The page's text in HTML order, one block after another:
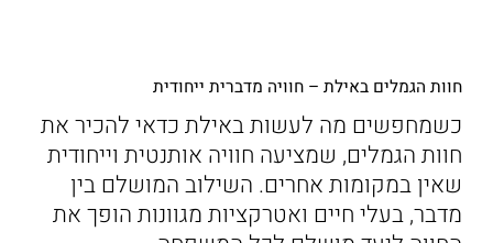
חוות הגמלים באילת – חוויה מדברית ייחודית
כשמחפשים מה לעשות באילת כדאי להכיר את
חוות הגמלים, שמציעה חוויה אותנטית וייחודית
שאין במקומות אחרים. השילוב המושלם בין
מדבר, בעלי חיים ואטרקציות מגוונות הופך את